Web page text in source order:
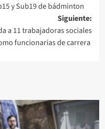
y Sub19 de bádminton
Siguiente:
a 11 trabajadoras sociales
funcionarias de carrera